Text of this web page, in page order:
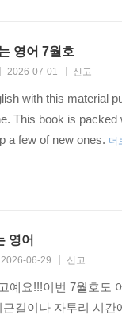
영어 7월호
2026-07-01 신고
with this material
This book is
a few of new ones. 더
영어
2026-06-29 신고
예요!!!이번 7월호도
길이나 자투리 시